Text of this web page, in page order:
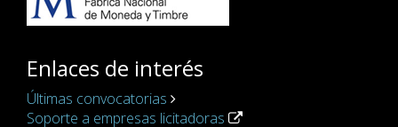
Enlaces de interés
Últimas convocatorias
Soporte a empresas licitadoras